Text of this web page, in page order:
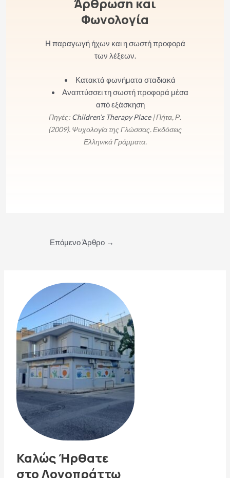
Φωνολογία
Η παραγωγή ήχων και η σωστή προφορά
των λέξεων.
Κατακτά φωνήματα σταδιακά
Αναπτύσσει τη σωστή προφορά μέσα
από εξάσκηση
Πηγές: Children’s Therapy Place| Πήτα, Ρ.
(2009). Ψυχολογία της Γλώσσας. Εκδόσεις
Ελληνικά Γράμματα.
Επόμενο Άρθρο →
Καλώς Ήρθατε
στο Λογοπράττω